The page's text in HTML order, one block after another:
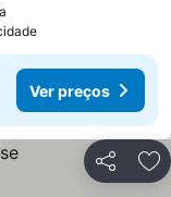
Ver preços
Partilhar